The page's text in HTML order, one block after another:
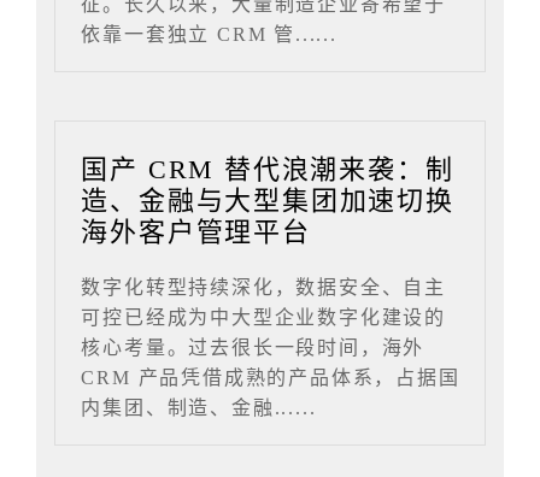
征。长久以来，大量制造企业寄希望于
依靠一套独立 CRM 管......
国产 CRM 替代浪潮来袭：制
造、金融与大型集团加速切换
海外客户管理平台
数字化转型持续深化，数据安全、自主
可控已经成为中大型企业数字化建设的
核心考量。过去很长一段时间，海外
CRM 产品凭借成熟的产品体系，占据国
内集团、制造、金融......